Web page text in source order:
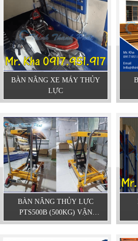
BÀN NÂNG XE MÁY THỦY
LỰC
BÀN NÂNG THỦY LỰC
PTS500B (500KG) VẬN
HÀNH BẰNG CƠ